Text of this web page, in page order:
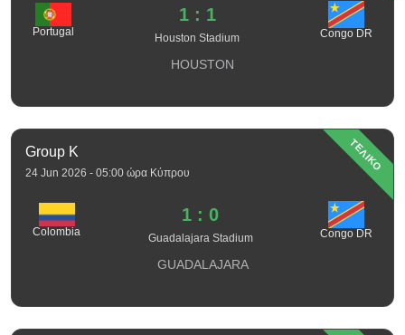
Portugal
1 : 1
Houston Stadium Congo DR
HOUSTON
ΤΕΛΙΚΟ
Group K
24 Jun 2026 - 05:00 ώρα Κύπρου
Colombia
1 : 0
Guadalajara Stadium Congo DR
GUADALAJARA